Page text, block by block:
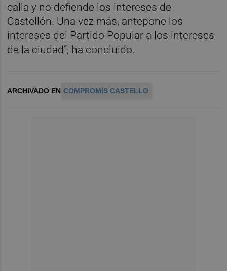
calla y no defiende los intereses de
Castellón. Una vez más, antepone los
intereses del Partido Popular a los intereses
de la ciudad”, ha concluido.
ARCHIVADO EN COMPROMÍS CASTELLO